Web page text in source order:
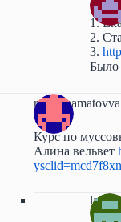
1.
2.
3.
Было
reginahamatovva
Курс по
Алина вельвет